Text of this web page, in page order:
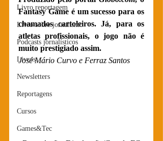
Livro reportagem
Livro sobre jornalismo
Podcasts jornalísticos
Livros
Newsletters
Reportagens
Cursos
Games&Tec
Fantasy Game é um sucesso para os
chamados cartoleiros. Já, para os
atletas profissionais, o jogo não é
muito prestigiado assim.
José Mário Curvo e Ferraz Santos